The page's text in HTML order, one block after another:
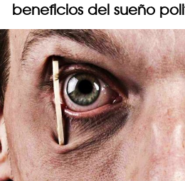
beneficios del sueño